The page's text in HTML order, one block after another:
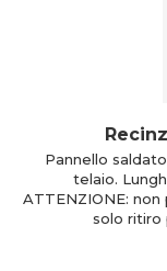
Pannello
telaio.
ATTENZIONE:
solo ritiro